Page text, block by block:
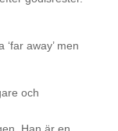
away’ men
och